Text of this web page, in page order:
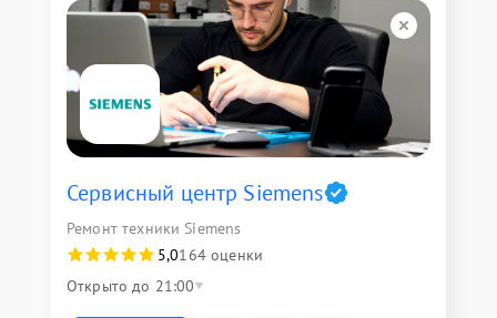
Сервисный центр Siemens
Ремонт техники Siemens
5,0164 оценки
Открыто до 21:00